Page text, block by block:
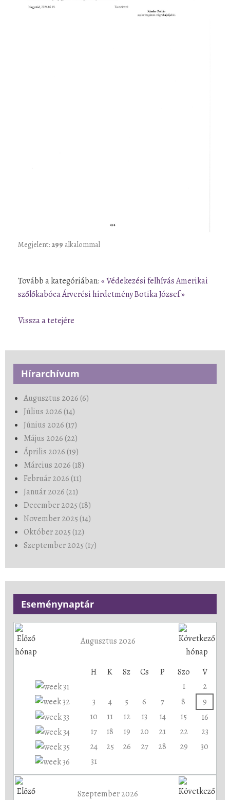
Megjelent: 299 alkalommal
Tovább a kategóriában:« Védekezési felhívás Amerikai
szőlőkabócaÁrverési hírdetmény Botika József »
Vissza a tetejére
Hírarchívum
Augusztus 2026 (6)
Július 2026 (14)
Június 2026 (17)
Május 2026 (22)
Április 2026 (19)
Március 2026 (18)
Február 2026 (11)
Január 2026 (21)
December 2025 (18)
November 2025 (14)
Október 2025 (12)
Szeptember 2025 (17)
Eseménynaptár
Augusztus 2026
H K Sz Cs P Szo
V
1
2
3
4 5 6 7 8
9
10
11 12 13 14 15
16
17
18 19 20 21 22
23
24
25 26 27 28 29
30
31
Szeptember 2026